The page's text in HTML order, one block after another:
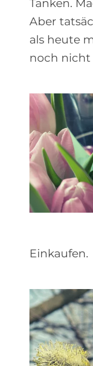
Tanken.
Aber
als heute
noch nicht
Einkaufen.